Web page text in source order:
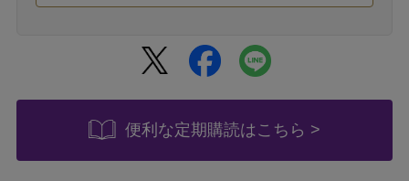
便利な定期購読はこちら >